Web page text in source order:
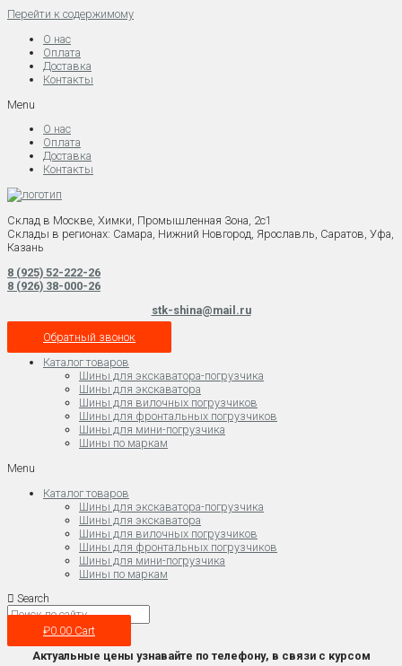
Перейти к содержимому
О нас
Оплата
Доставка
Контакты
Menu
О нас
Оплата
Доставка
Контакты
Склад в Москве, Химки, Промышленная Зона, 2с1
Склады в регионах: Самара, Нижний Новгород, Ярославль, Саратов, Уфа,
Казань
8 (925) 52-222-26
8 (926) 38-000-26
stk-shina@mail.ru
Обратный звонок
Каталог товаров
Шины для экскаватора-погрузчика
Шины для экскаватора
Шины для вилочных погрузчиков
Шины для фронтальных погрузчиков
Шины для мини-погрузчика
Шины по маркам
Menu
Каталог товаров
Шины для экскаватора-погрузчика
Шины для экскаватора
Шины для вилочных погрузчиков
Шины для фронтальных погрузчиков
Шины для мини-погрузчика
Шины по маркам
Search
₽0.00 Cart
Актуальные цены узнавайте по телефону, в связи с курсом